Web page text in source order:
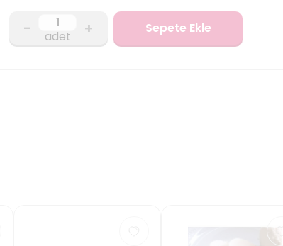
- adet + Sepete Ekle